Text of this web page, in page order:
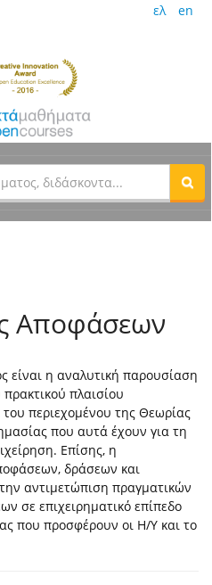
ελ en
Αποφάσεων
είναι η αναλυτική παρουσίαση
πλαισίου
του περιεχομένου της Θεωρίας
που αυτά έχουν για τη
Επίσης, η
δράσεων και
αντιμετώπιση πραγματικών
σε επιχειρηματικό επίπεδο
που προσφέρουν οι Η/Υ και το